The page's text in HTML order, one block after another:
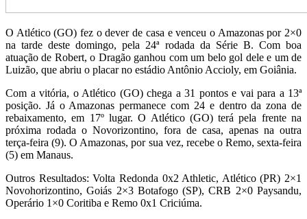
O Atlético (GO) fez o dever de casa e venceu o Amazonas por 2×0
na tarde deste domingo, pela 24ª rodada da Série B. Com boa
atuação de Robert, o Dragão ganhou com um belo gol dele e um de
Luizão, que abriu o placar no estádio Antônio Accioly, em Goiânia.
Com a vitória, o Atlético (GO) chega a 31 pontos e vai para a 13ª
posição. Já o Amazonas permanece com 24 e dentro da zona de
rebaixamento, em 17º lugar. O Atlético (GO) terá pela frente na
próxima rodada o Novorizontino, fora de casa, apenas na outra
terça-feira (9). O Amazonas, por sua vez, recebe o Remo, sexta-feira
(5) em Manaus.
Outros Resultados: Volta Redonda 0x2 Athletic, Atlético (PR) 2×1
Novohorizontino, Goiás 2×3 Botafogo (SP), CRB 2×0 Paysandu,
Operário 1×0 Coritiba e Remo 0x1 Criciúma.